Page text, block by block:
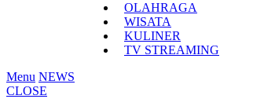
OLAHRAGA
WISATA
KULINER
TV STREAMING
Menu NEWS
CLOSE